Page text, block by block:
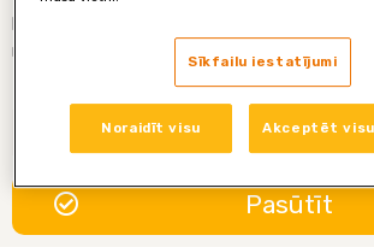
metilkobalamīna formā. Tādu formu iesaka
Kopā ar citiem Somijas Veselības
Pasūtīt
Sīkfailu iestatījumi
Noraidīt visu Akceptēt